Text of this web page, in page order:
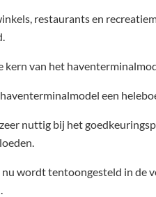
restaurants en
van het
een
nuttig bij het
wordt tentoongesteld in de